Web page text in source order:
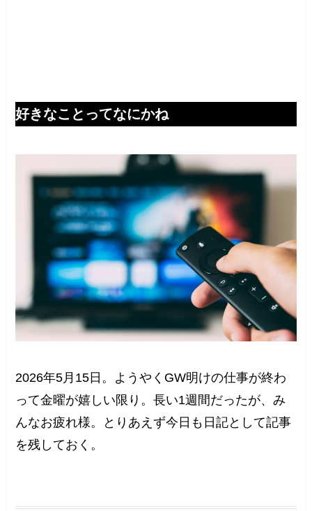
好きなことってなにかね
2026年5月15日。ようやくGW明けの仕事が終わ
って金曜が嬉しい限り。長い1週間だったが、み
んなお疲れ様。とりあえず今日も日記として記事
を残しておく。